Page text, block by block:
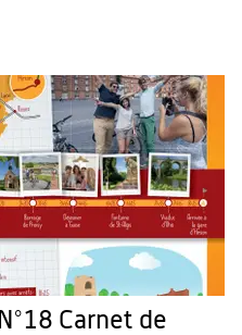
N°18 Carnet de